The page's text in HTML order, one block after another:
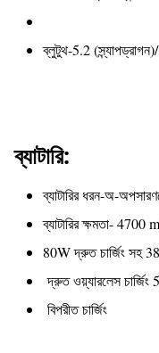
ব্লুটুথ-5.2
ব্যাটারি:
ব্যাটারির ধরন-অ-
ব্যাটারির ক্ষমতা- 4700
80W দ্রুত চার্জিং সহ 38
দ্রুত ওয়্যারলেস চার্জিং
বিপরীত চার্জিং